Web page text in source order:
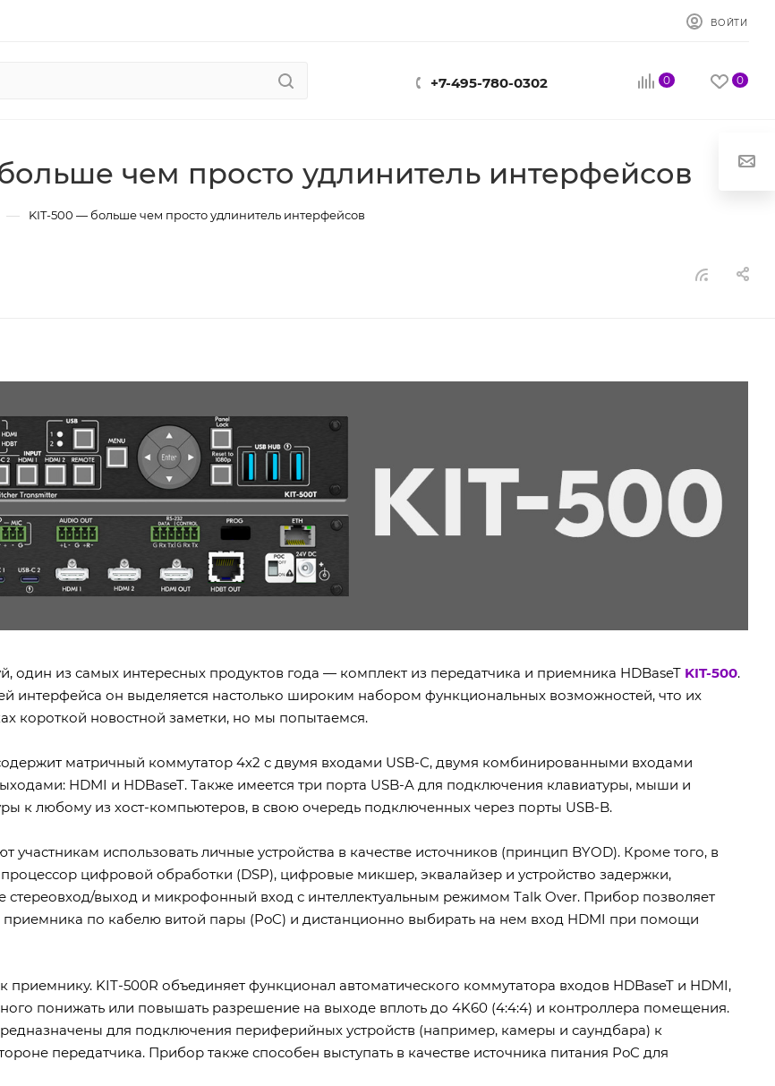
ВОЙТИ
+7-495-780-0302 0 0
чем просто удлинитель интерфейсов
— KIT-500 — больше чем просто удлинитель интерфейсов
один из самых интересных продуктов года — комплект из передатчика и приемника HDBaseT KIT-500.
интерфейса он выделяется настолько широким набором функциональных возможностей, что их
короткой новостной заметки, но мы попытаемся.
матричный коммутатор 4х2 с двумя входами USB-C, двумя комбинированными входами
HDMI и HDBaseT. Также имеется три порта USB-A для подключения клавиатуры, мыши и
к любому из хост-компьютеров, в свою очередь подключенных через порты USB-B.
участникам использовать личные устройства в качестве источников (принцип BYOD). Кроме того, в
цифровой обработки (DSP), цифровые микшер, эквалайзер и устройство задержки,
стереовход/выход и микрофонный вход с интеллектуальным режимом Talk Over. Прибор позволяет
приемника по кабелю витой пары (PoC) и дистанционно выбирать на нем вход HDMI при помощи
приемнику. KIT-500R объединяет функционал автоматического коммутатора входов HDBaseT и HDMI,
понижать или повышать разрешение на выходе вплоть до 4K60 (4:4:4) и контроллера помещения.
для подключения периферийных устройств (например, камеры и саундбара) к
передатчика. Прибор также способен выступать в качестве источника питания PoC для